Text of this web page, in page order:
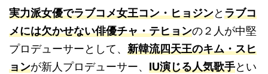
実力派女優でラブコメ女王コン・ヒョジンとラブコ
メには欠かせない俳優チャ・テヒョンの２人が中堅
プロデューサーとして、 新韓流四天王のキム・スヒ
ョンが新人プロデューサー、 IU演じる人気歌手とい